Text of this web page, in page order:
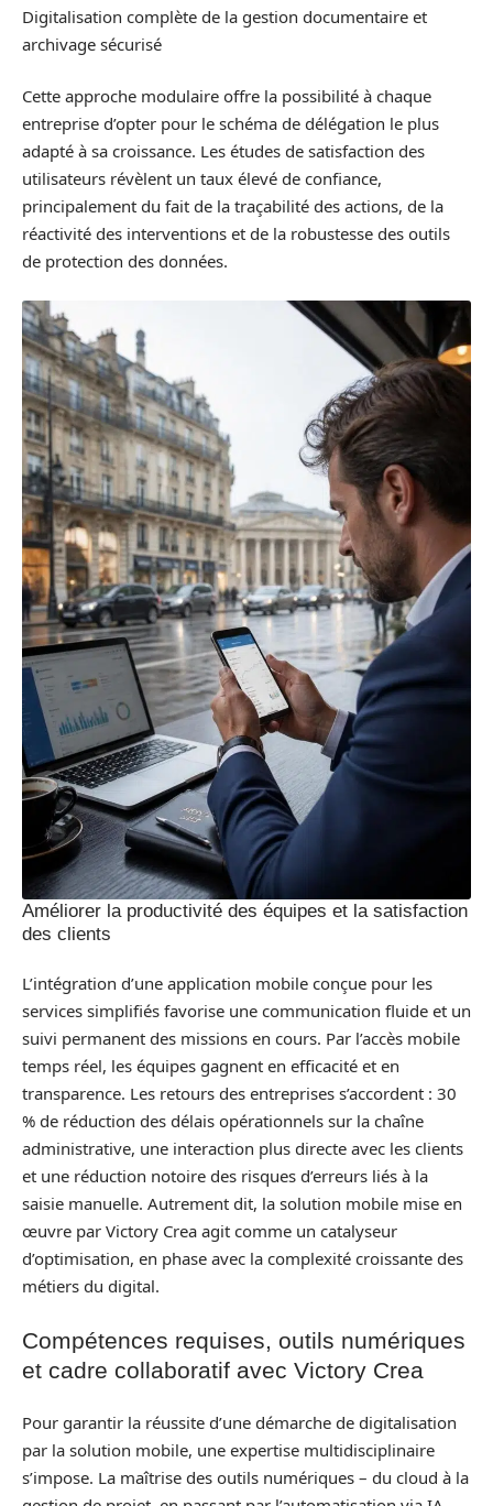
Digitalisation complète de la gestion documentaire et
archivage sécurisé
Cette approche modulaire offre la possibilité à chaque
entreprise d’opter pour le schéma de délégation le plus
adapté à sa croissance. Les études de satisfaction des
utilisateurs révèlent un taux élevé de confiance,
principalement du fait de la traçabilité des actions, de la
réactivité des interventions et de la robustesse des outils
de protection des données.
Améliorer la productivité des équipes et la satisfaction
des clients
L’intégration d’une application mobile conçue pour les
services simplifiés favorise une communication fluide et un
suivi permanent des missions en cours. Par l’accès mobile
temps réel, les équipes gagnent en efficacité et en
transparence. Les retours des entreprises s’accordent : 30
% de réduction des délais opérationnels sur la chaîne
administrative, une interaction plus directe avec les clients
et une réduction notoire des risques d’erreurs liés à la
saisie manuelle. Autrement dit, la solution mobile mise en
œuvre par Victory Crea agit comme un catalyseur
d’optimisation, en phase avec la complexité croissante des
métiers du digital.
Compétences requises, outils numériques
et cadre collaboratif avec Victory Crea
Pour garantir la réussite d’une démarche de digitalisation
par la solution mobile, une expertise multidisciplinaire
s’impose. La maîtrise des outils numériques – du cloud à la